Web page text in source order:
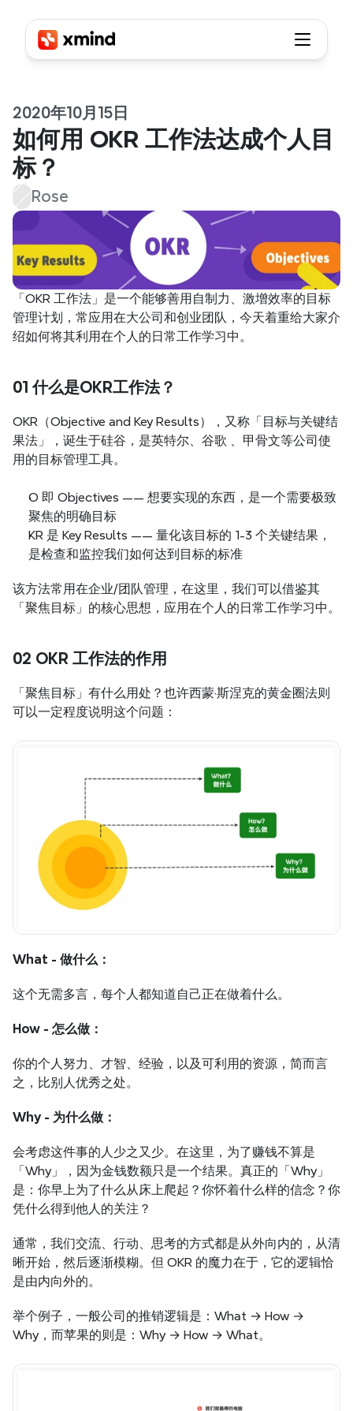
2020年10月15日
如何用 OKR 工作法达成个人目
标？
Rose
「OKR 工作法」是一个能够善用自制力、激增效率的目标
管理计划，常应用在大公司和创业团队，今天着重给大家介
绍如何将其利用在个人的日常工作学习中。
01 什么是OKR工作法？
OKR（Objective and Key Results），又称「目标与关键结
果法」，诞生于硅谷，是英特尔、谷歌 、甲骨文等公司使
用的目标管理工具。
O 即 Objectives —— 想要实现的东西，是一个需要极致
聚焦的明确目标
KR 是 Key Results —— 量化该目标的 1-3 个关键结果，
是检查和监控我们如何达到目标的标准
该方法常用在企业/团队管理，在这里，我们可以借鉴其
「聚焦目标」的核心思想，应用在个人的日常工作学习中。
02 OKR 工作法的作用
「聚焦目标」有什么用处？也许西蒙·斯涅克的黄金圈法则
可以一定程度说明这个问题：
What - 做什么：
这个无需多言，每个人都知道自己正在做着什么。
How - 怎么做：
你的个人努力、才智、经验，以及可利用的资源，简而言
之，比别人优秀之处。
Why - 为什么做：
会考虑这件事的人少之又少。在这里，为了赚钱不算是
「Why」，因为金钱数额只是一个结果。真正的「Why」
是：你早上为了什么从床上爬起？你怀着什么样的信念？你
凭什么得到他人的关注？
通常，我们交流、行动、思考的方式都是从外向内的，从清
晰开始，然后逐渐模糊。但 OKR 的魔力在于，它的逻辑恰
是由内向外的。
举个例子，一般公司的推销逻辑是：What → How →
Why，而苹果的则是：Why → How → What。